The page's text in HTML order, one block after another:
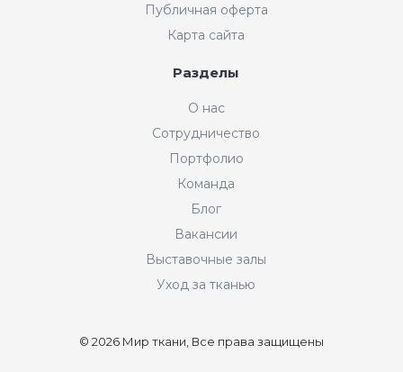
Публичная оферта
Карта сайта
Разделы
О нас
Сотрудничество
Портфолио
Команда
Блог
Вакансии
Выставочные залы
Уход за тканью
© 2026 Мир ткани, Все права защищены